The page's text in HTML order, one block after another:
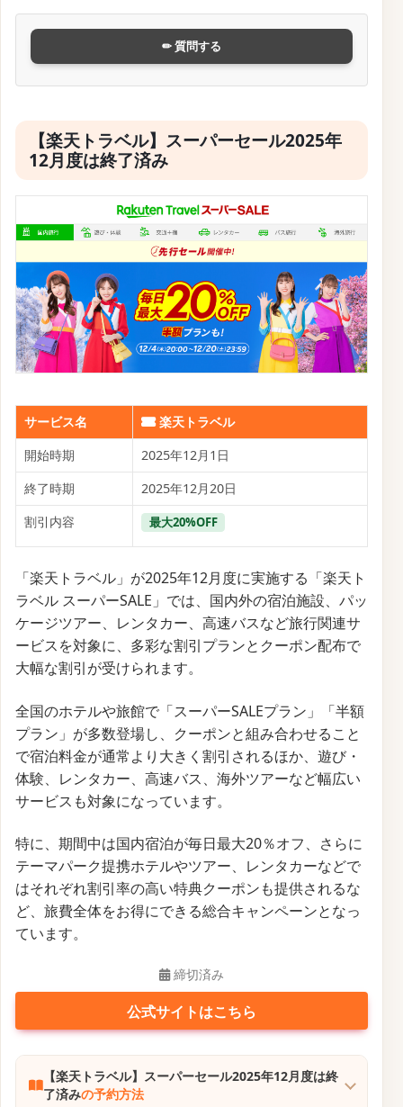
✏ 質問する
【楽天トラベル】スーパーセール2025年
12月度は終了済み
サービス名
楽天トラベル
開始時期
2025年12月1日
終了時期
2025年12月20日
割引内容
最大20%OFF
「楽天トラベル」が2025年12月度に実施する「楽天ト
ラベル スーパーSALE」では、国内外の宿泊施設、パッ
ケージツアー、レンタカー、高速バスなど旅行関連サ
ービスを対象に、多彩な割引プランとクーポン配布で
大幅な割引が受けられます。
全国のホテルや旅館で「スーパーSALEプラン」「半額
プラン」が多数登場し、クーポンと組み合わせること
で宿泊料金が通常より大きく割引されるほか、遊び・
体験、レンタカー、高速バス、海外ツアーなど幅広い
サービスも対象になっています。
特に、期間中は国内宿泊が毎日最大20％オフ、さらに
テーマパーク提携ホテルやツアー、レンタカーなどで
はそれぞれ割引率の高い特典クーポンも提供されるな
ど、旅費全体をお得にできる総合キャンペーンとなっ
ています。
締切済み
公式サイトはこちら
【楽天トラベル】スーパーセール2025年12月度は終
了済みの予約方法